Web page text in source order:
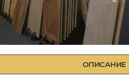
ОПИСАНИЕ